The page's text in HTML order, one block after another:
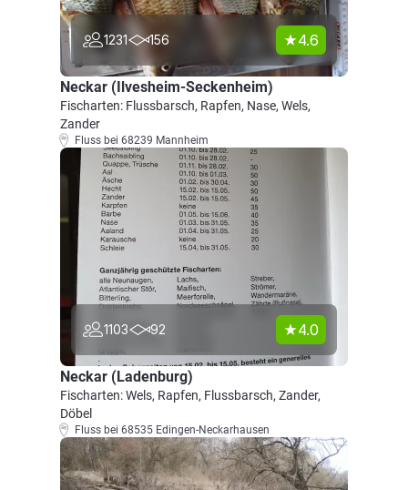
1231 156 4.6
Neckar (Ilvesheim-Seckenheim)
Fischarten: Flussbarsch, Rapfen, Nase, Wels,
Zander
Fluss bei 68239 Mannheim
1103 92 4.0
Neckar (Ladenburg)
Fischarten: Wels, Rapfen, Flussbarsch, Zander,
Döbel
Fluss bei 68535 Edingen-Neckarhausen